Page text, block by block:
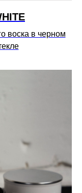
воска в черном